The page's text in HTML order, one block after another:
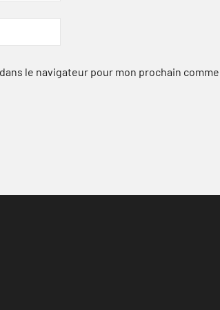
le navigateur pour mon prochain